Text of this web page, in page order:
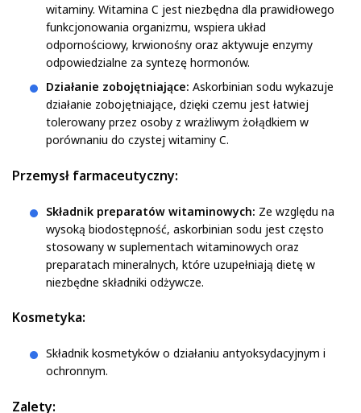
witaminy. Witamina C jest niezbędna dla prawidłowego
funkcjonowania organizmu, wspiera układ
odpornościowy, krwionośny oraz aktywuje enzymy
odpowiedzialne za syntezę hormonów.
Działanie zobojętniające: Askorbinian sodu wykazuje
działanie zobojętniające, dzięki czemu jest łatwiej
tolerowany przez osoby z wrażliwym żołądkiem w
porównaniu do czystej witaminy C.
Przemysł farmaceutyczny:
Składnik preparatów witaminowych: Ze względu na
wysoką biodostępność, askorbinian sodu jest często
stosowany w suplementach witaminowych oraz
preparatach mineralnych, które uzupełniają dietę w
niezbędne składniki odżywcze.
Kosmetyka:
Składnik kosmetyków o działaniu antyoksydacyjnym i
ochronnym.
Zalety: